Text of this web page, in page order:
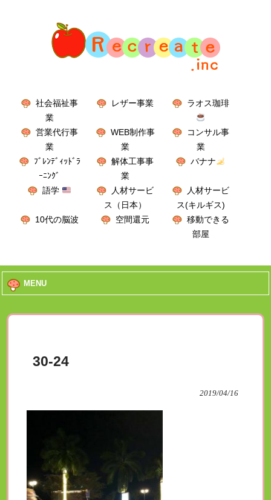
社会福祉事
業
レザー事業 ラオス珈琲
営業代行事
業
WEB制作事
業
コンサル事
業
ﾌﾞﾚﾝﾃﾞｨｯﾄﾞﾗ
ｰﾆﾝｸﾞ
解体工事事
業
バナナ
語学
人材サービ
ス（日本）
人材サービ
ス(キルギス)
10代の脳波
空間還元
移動できる
部屋
MENU
30-24
2019/04/16